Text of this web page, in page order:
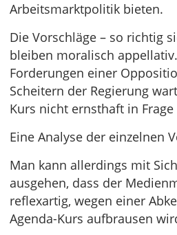
Arbeitsmarktpolitik bieten.
Die Vorschläge – so richtig
bleiben moralisch
Forderungen einer
Scheitern der Regierung
Kurs nicht ernsthaft in
Eine Analyse der einzelnen
Man kann allerdings mit
ausgehen, dass der
reflexartig, wegen einer
Agenda-Kurs aufbrausen